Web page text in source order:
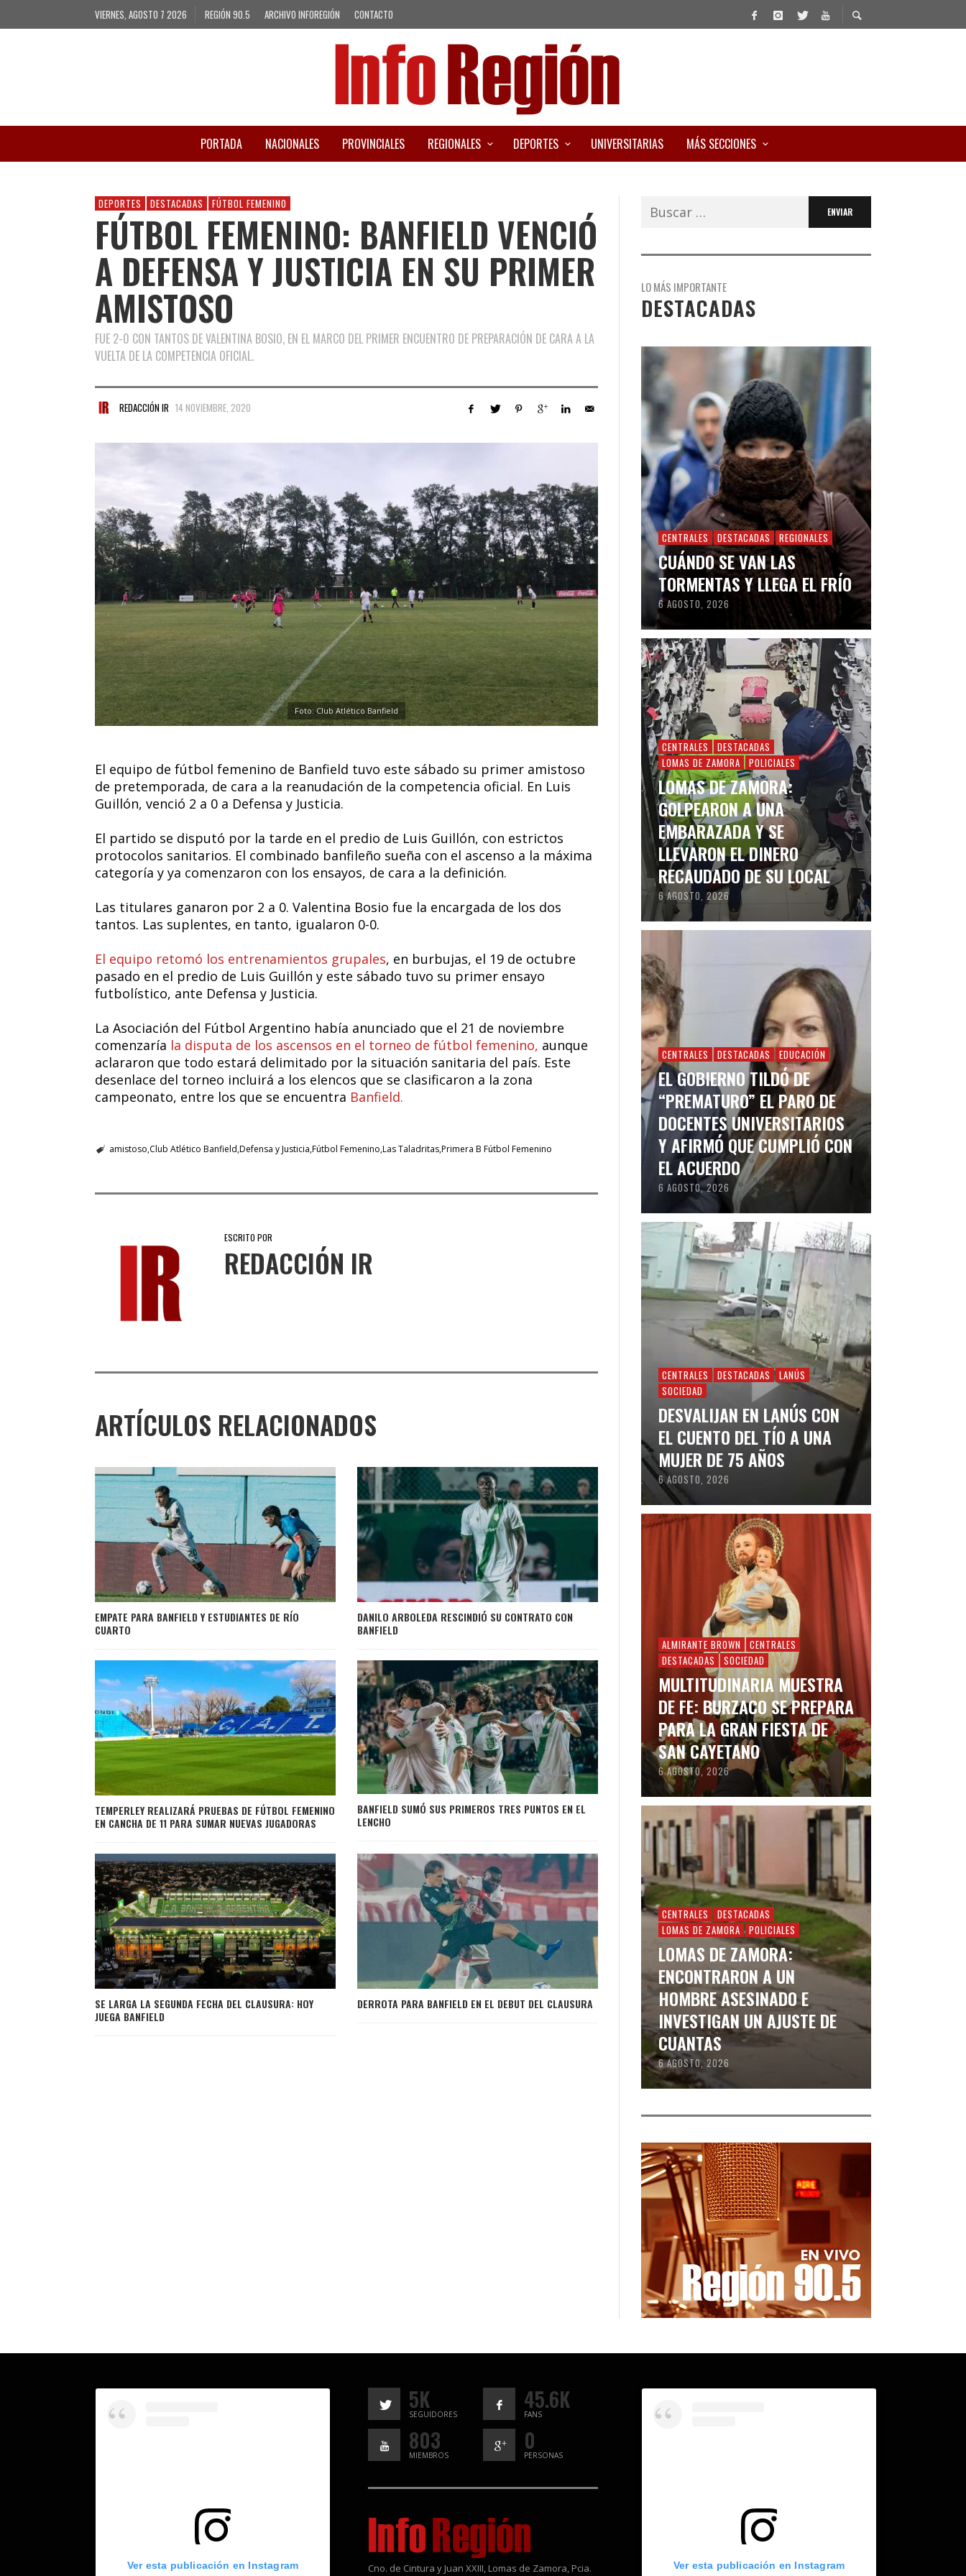
VIERNES, AGOSTO 7 2026 REGIÓN 90.5 ARCHIVO INFOREGIÓN CONTACTO
PORTADA NACIONALES PROVINCIALES REGIONALES DEPORTES UNIVERSITARIAS MÁS SECCIONES
DEPORTES DESTACADAS FÚTBOL FEMENINO
FÚTBOL FEMENINO: BANFIELD VENCIÓ
A DEFENSA Y JUSTICIA EN SU PRIMER
AMISTOSO
FUE 2-0 CON TANTOS DE VALENTINA BOSIO, EN EL MARCO DEL PRIMER ENCUENTRO DE PREPARACIÓN DE CARA A LA
VUELTA DE LA COMPETENCIA OFICIAL.
REDACCIÓN IR 14 NOVIEMBRE, 2020
Foto: Club Atlético Banfield
El equipo de fútbol femenino de Banfield tuvo este sábado su primer amistoso
de pretemporada, de cara a la reanudación de la competencia oficial. En Luis
Guillón, venció 2 a 0 a Defensa y Justicia.
El partido se disputó por la tarde en el predio de Luis Guillón, con estrictos
protocolos sanitarios. El combinado banfileño sueña con el ascenso a la máxima
categoría y ya comenzaron con los ensayos, de cara a la definición.
Las titulares ganaron por 2 a 0. Valentina Bosio fue la encargada de los dos
tantos. Las suplentes, en tanto, igualaron 0-0.
El equipo retomó los entrenamientos grupales, en burbujas, el 19 de octubre
pasado en el predio de Luis Guillón y este sábado tuvo su primer ensayo
futbolístico, ante Defensa y Justicia.
La Asociación del Fútbol Argentino había anunciado que el 21 de noviembre
comenzaría la disputa de los ascensos en el torneo de fútbol femenino, aunque
aclararon que todo estará delimitado por la situación sanitaria del país. Este
desenlace del torneo incluirá a los elencos que se clasificaron a la zona
campeonato, entre los que se encuentra Banfield.
amistoso Club Atlético Banfield Defensa y Justicia Fútbol Femenino Las TaladritasPrimera B Fútbol Femenino
ESCRITO POR
REDACCIÓN IR
ARTÍCULOS RELACIONADOS
EMPATE PARA BANFIELD Y ESTUDIANTES DE RÍO
CUARTO
DANILO ARBOLEDA RESCINDIÓ SU CONTRATO CON
BANFIELD
TEMPERLEY REALIZARÁ PRUEBAS DE FÚTBOL FEMENINO
EN CANCHA DE 11 PARA SUMAR NUEVAS JUGADORAS
BANFIELD SUMÓ SUS PRIMEROS TRES PUNTOS EN EL
LENCHO
SE LARGA LA SEGUNDA FECHA DEL CLAUSURA: HOY
JUEGA BANFIELD
DERROTA PARA BANFIELD EN EL DEBUT DEL CLAUSURA
Buscar:
LO MÁS IMPORTANTE
DESTACADAS
CENTRALES DESTACADAS REGIONALES
CUÁNDO SE VAN LAS
TORMENTAS Y LLEGA EL FRÍO
6 AGOSTO, 2026
CENTRALES
DESTACADAS
LOMAS DE ZAMORA
POLICIALES
LOMAS DE ZAMORA:
GOLPEARON A UNA
EMBARAZADA Y SE
LLEVARON EL DINERO
RECAUDADO DE SU LOCAL
6 AGOSTO, 2026
CENTRALES DESTACADAS EDUCACIÓN
EL GOBIERNO TILDÓ DE
“PREMATURO” EL PARO DE
DOCENTES UNIVERSITARIOS
Y AFIRMÓ QUE CUMPLIÓ CON
EL ACUERDO
6 AGOSTO, 2026
CENTRALES DESTACADAS
LANÚS
SOCIEDAD
DESVALIJAN EN LANÚS CON
EL CUENTO DEL TÍO A UNA
MUJER DE 75 AÑOS
6 AGOSTO, 2026
ALMIRANTE BROWN
CENTRALES
DESTACADAS
SOCIEDAD
MULTITUDINARIA MUESTRA
DE FE: BURZACO SE PREPARA
PARA LA GRAN FIESTA DE
SAN CAYETANO
6 AGOSTO, 2026
CENTRALES
DESTACADAS
LOMAS DE ZAMORA
POLICIALES
LOMAS DE ZAMORA:
ENCONTRARON A UN
HOMBRE ASESINADO E
INVESTIGAN UN AJUSTE DE
CUANTAS
6 AGOSTO, 2026
Ver esta publicación en Instagram
5K
SEGUIDORES
45.6K
FANS
803
MIEMBROS
0
PERSONAS
Cno. de Cintura y Juan XXIII, Lomas de Zamora, Pcia. Ver esta publicación en Instagram